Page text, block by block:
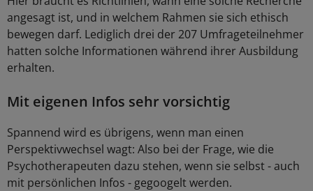
angesagt ist, und in welchem Rahmen sie sich ethisch
bewegen darf. Lediglich drei der 207 Umfrageteilnehmer
hatten solche Informationen während ihrer Ausbildung
erhalten.
Mit eigenen Infos sehr vorsichtig
Spannend wird es übrigens, wenn man einen
Perspektivwechsel wagt: Also bei der Frage, wie die
Psychotherapeuten dazu stehen, wenn sie selbst - auch
mit persönlichen Infos - gegoogelt werden.